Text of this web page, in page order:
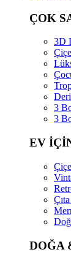
ÇOK
3D
3
3
EV
DOĞA